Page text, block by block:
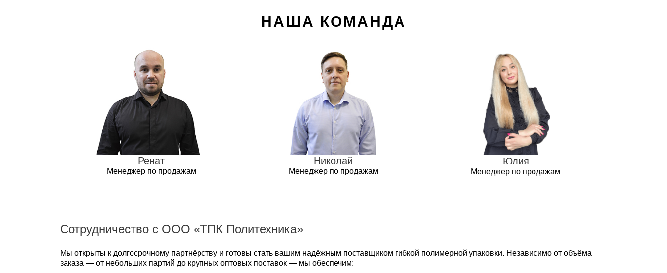
НАША КОМАНДА
Ренат
Менеджер по продажам
Николай
Менеджер по продажам
Юлия
Менеджер по продажам
Сотрудничество с ООО «ТПК Политехника»
Мы открыты к долгосрочному партнёрству и готовы стать вашим надёжным поставщиком гибкой полимерной упаковки. Независимо от объёма
заказа — от небольших партий до крупных оптовых поставок — мы обеспечим: